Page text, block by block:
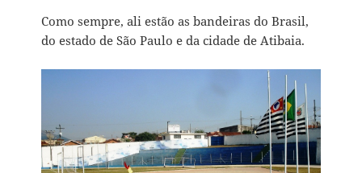
Como sempre, ali estão as bandeiras do Brasil,
do estado de São Paulo e da cidade de Atibaia.